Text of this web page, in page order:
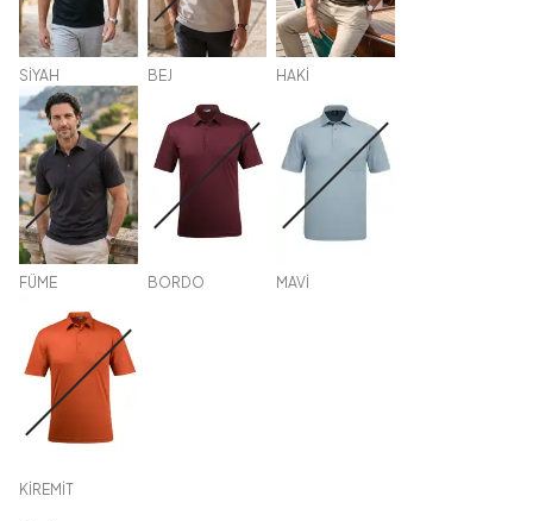
SİYAH BEJ HAKİ
FÜME BORDO MAVİ
KİREMİT